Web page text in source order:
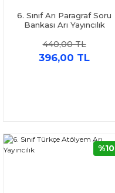
6. Sınıf Arı Paragraf Soru
Bankası Arı Yayıncılık
440,00 TL
396,00 TL
%10